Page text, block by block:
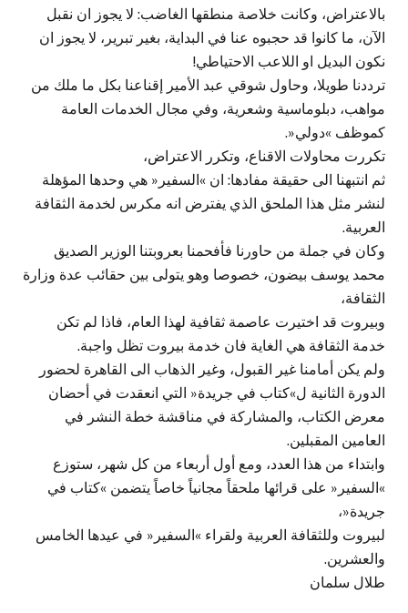
بالاعتراض، وكانت خلاصة منطقها الغاضب: لا يجوز ان نقبل
الآن، ما كانوا قد حجبوه عنا في البداية، بغير تبرير، لا يجوز ان
نكون البديل او اللاعب الاحتياطي!
ترددنا طويلا، وحاول شوقي عبد الأمير إقناعنا بكل ما ملك من
مواهب، دبلوماسية وشعرية، وفي مجال الخدمات العامة
كموظف »دولي«.
تكررت محاولات الاقناع، وتكرر الاعتراض،
ثم انتبهنا الى حقيقة مفادها: ان »السفير« هي وحدها المؤهلة
لنشر مثل هذا الملحق الذي يفترض انه مكرس لخدمة الثقافة
العربية.
وكان في جملة من حاورنا فأفحمنا بعروبتنا الوزير الصديق
محمد يوسف بيضون، خصوصا وهو يتولى بين حقائب عدة وزارة
الثقافة،
وبيروت قد اختيرت عاصمة ثقافية لهذا العام، فاذا لم تكن
خدمة الثقافة هي الغاية فان خدمة بيروت تظل واجبة.
ولم يكن أمامنا غير القبول، وغير الذهاب الى القاهرة لحضور
الدورة الثانية ل»كتاب في جريدة« التي انعقدت في أحضان
معرض الكتاب، والمشاركة في مناقشة خطة النشر في
العامين المقبلين.
وابتداء من هذا العدد، ومع أول أربعاء من كل شهر، ستوزع
»السفير« على قرائها ملحقاً مجانياً خاصاً يتضمن »كتاب في
جريدة«،
لبيروت وللثقافة العربية ولقراء »السفير« في عيدها الخامس
والعشرين.
طلال سلمان